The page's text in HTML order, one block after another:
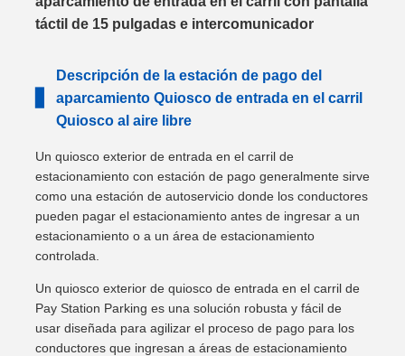
táctil de 15 pulgadas e intercomunicador
Descripción de la estación de pago del
aparcamiento Quiosco de entrada en el carril
Quiosco al aire libre
Un quiosco exterior de entrada en el carril de
estacionamiento con estación de pago generalmente sirve
como una estación de autoservicio donde los conductores
pueden pagar el estacionamiento antes de ingresar a un
estacionamiento o a un área de estacionamiento
controlada.
Un quiosco exterior de quiosco de entrada en el carril de
Pay Station Parking es una solución robusta y fácil de
usar diseñada para agilizar el proceso de pago para los
conductores que ingresan a áreas de estacionamiento